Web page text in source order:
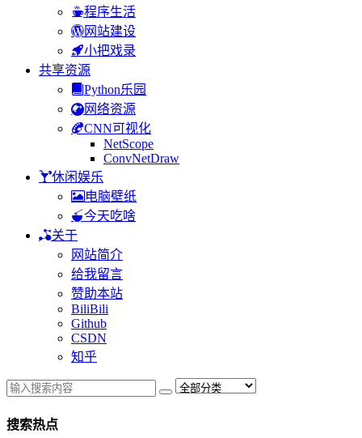
程序生活
网站建设
小把戏录
共享资源
Python乐园
网络资源
CNN可视化
NetScope
ConvNetDraw
休闲娱乐
电脑壁纸
今天吃啥
关于
网站简介
给我留言
赞助本站
BiliBili
Github
CSDN
知乎
搜索热点